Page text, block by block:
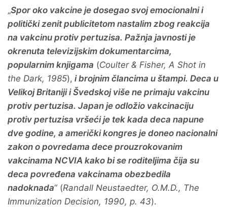
„Spor oko vakcine je dosegao svoj emocionalni i
politički zenit publicitetom nastalim zbog reakcija
na vakcinu protiv pertuzisa. Pažnja javnosti je
okrenuta televizijskim dokumentarcima,
popularnim knjigama (Coulter & Fisher, A Shot in
the Dark, 1985), i brojnim člancima u štampi. Deca u
Velikoj Britaniji i Švedskoj više ne primaju vakcinu
protiv pertuzisa. Japan je odložio vakcinaciju
protiv pertuzisa vršeći je tek kada deca napune
dve godine, a američki kongres je doneo nacionalni
zakon o povredama dece prouzrokovanim
vakcinama NCVIA kako bi se roditeljima čija su
deca povređena vakcinama obezbedila
nadoknada“ (Randall Neustaedter, O.M.D., The
Immunization Decision, 1990, p. 43).